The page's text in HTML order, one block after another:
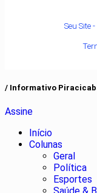
Seu Site
/ Informativo
Assine
Início
Colunas
Geral
Política
Esportes